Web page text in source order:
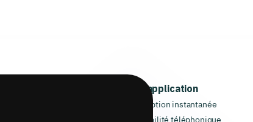
L'application
Transcription instantanée
L'accessibilité téléphonique